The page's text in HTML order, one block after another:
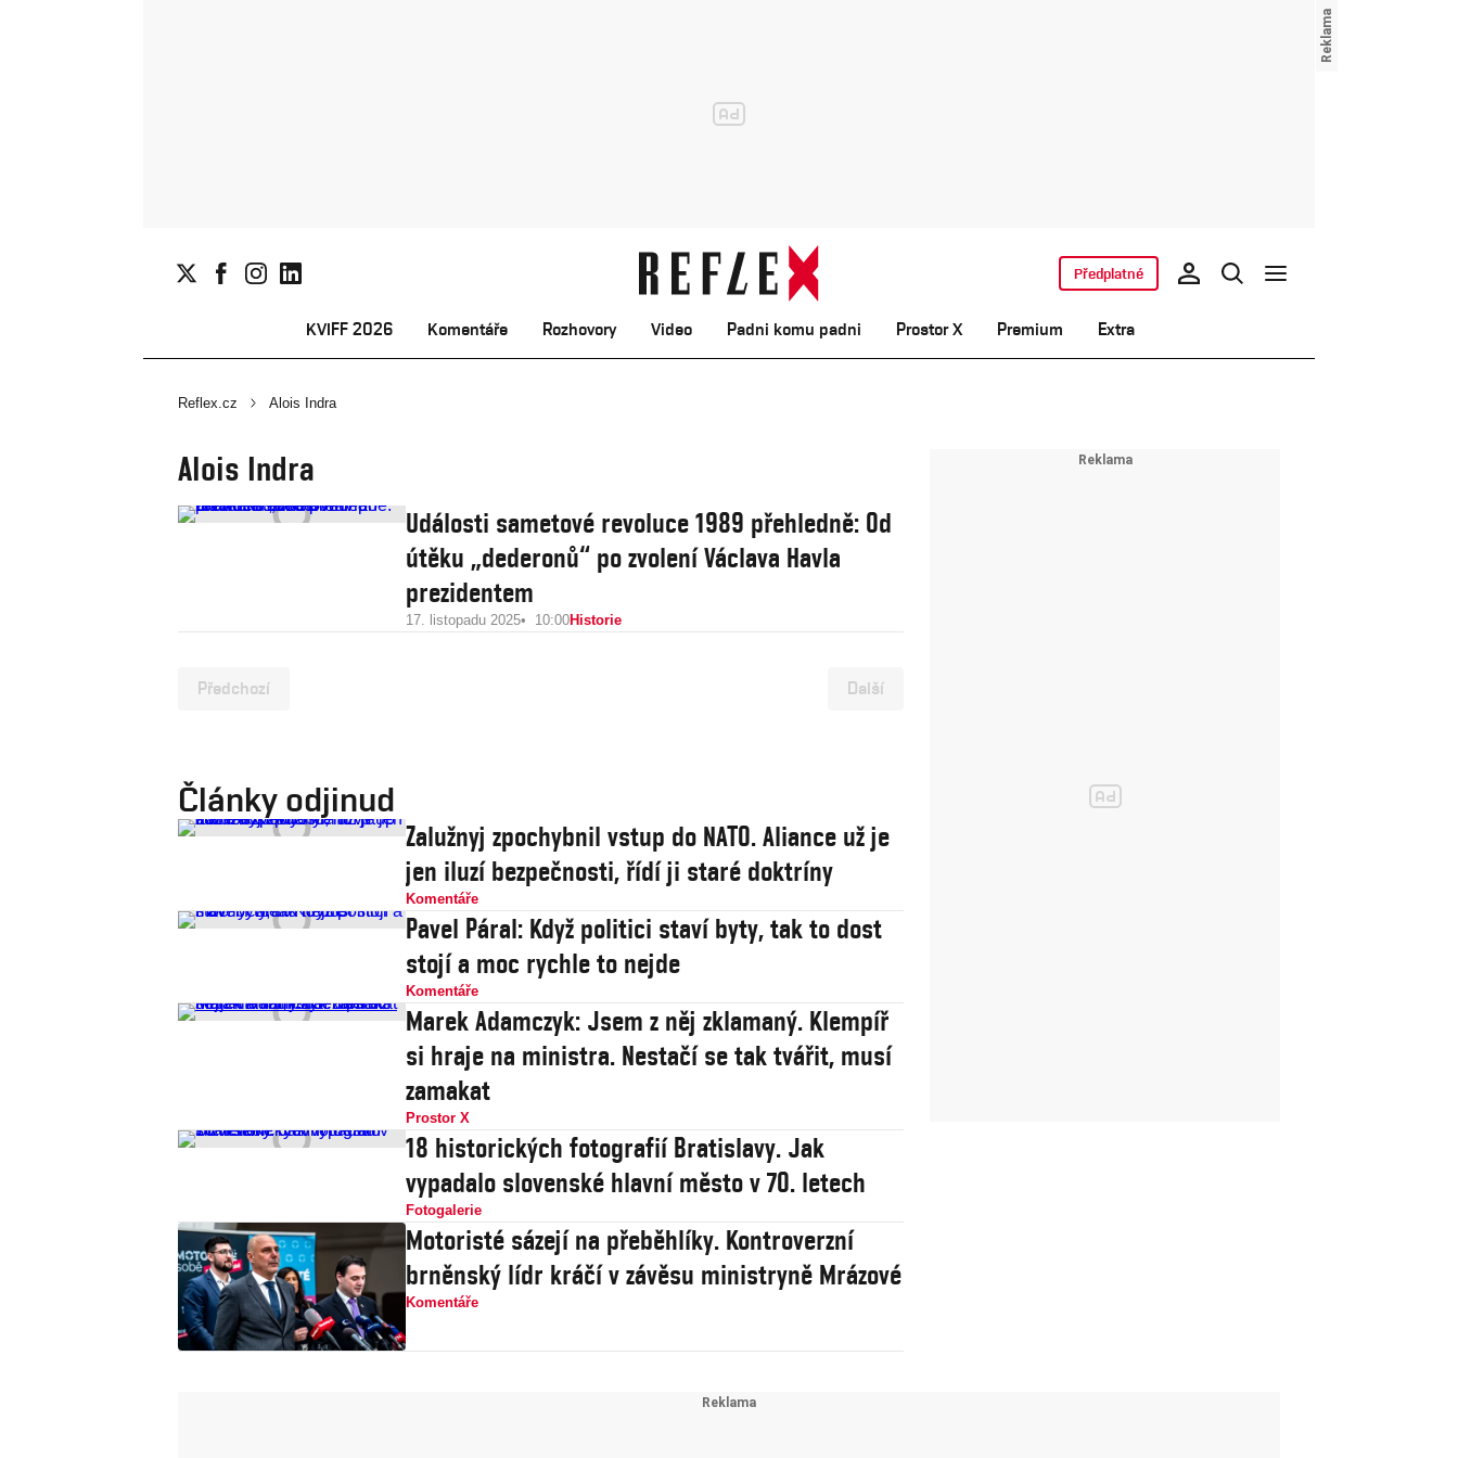
KVIFF 2026 Komentáře Rozhovory Video Padni komu padni Prostor X Premium Extra
Předplatné
Reflex.cz Alois Indra
Alois Indra
Události sametové revoluce 1989 přehledně: Od
útěku „dederonů“ po zvolení Václava Havla
prezidentem
17. listopadu 2025 10:00Historie
Předchozí Další
Články odjinud
Zalužnyj zpochybnil vstup do NATO. Aliance už je
jen iluzí bezpečnosti, řídí ji staré doktríny
Komentáře
Pavel Páral: Když politici staví byty, tak to dost
stojí a moc rychle to nejde
Komentáře
Marek Adamczyk: Jsem z něj zklamaný. Klempíř
si hraje na ministra. Nestačí se tak tvářit, musí
zamakat
Prostor X
18 historických fotografií Bratislavy. Jak
vypadalo slovenské hlavní město v 70. letech
Fotogalerie
Motoristé sázejí na přeběhlíky. Kontroverzní
brněnský lídr kráčí v závěsu ministryně Mrázové
Komentáře